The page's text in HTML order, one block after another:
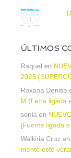
ÚLTIMOS
Raquel en
2025
Roxana Denise
M (Letra ligada
sonia en
[Fuente ligada
Walkiria Cruz en
mente este